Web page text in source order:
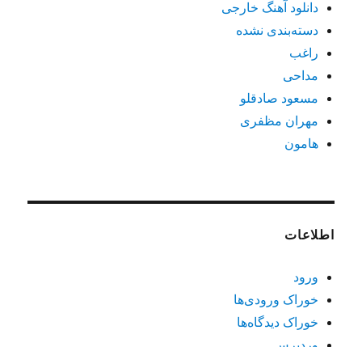
دانلود آهنگ خارجی
دسته‌بندی نشده
راغب
مداحی
مسعود صادقلو
مهران مظفری
هامون
اطلاعات
ورود
خوراک ورودی‌ها
خوراک دیدگاه‌ها